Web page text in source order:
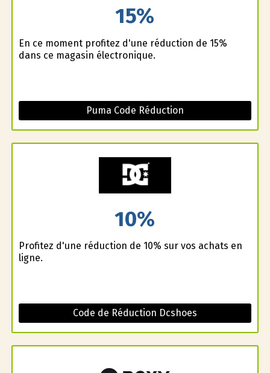
15%
En ce moment profitez d'une réduction de 15%
dans ce magasin électronique.
Puma Code Réduction
10%
Profitez d'une réduction de 10% sur vos achats en
ligne.
Code de Réduction Dcshoes